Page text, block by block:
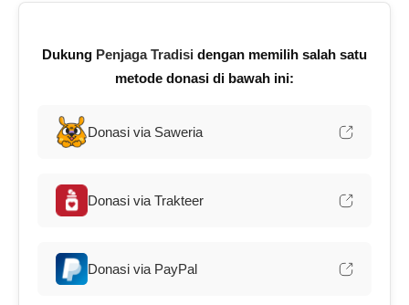
Dukung Penjaga Tradisi dengan memilih salah satu
metode donasi di bawah ini:
Donasi via Saweria
Donasi via Trakteer
Donasi via PayPal